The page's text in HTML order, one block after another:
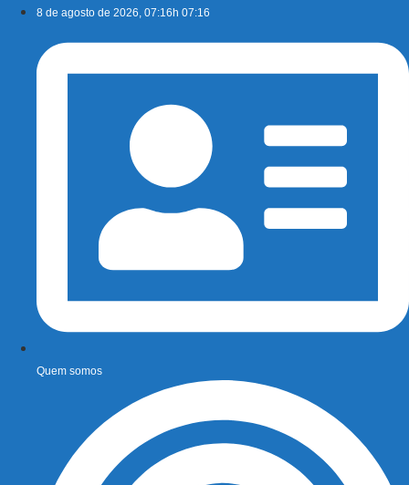
conteúdo
8 de agosto de 2026, 07:16h 07:16
Quem somos